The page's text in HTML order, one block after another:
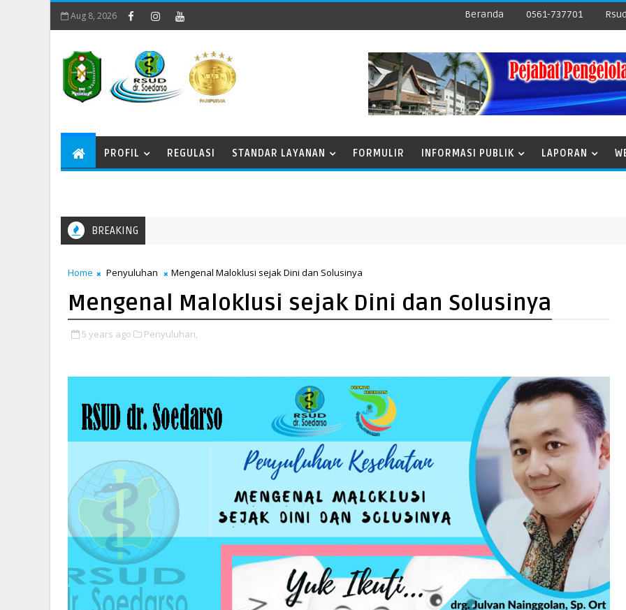
Aug 8, 2026 Beranda 0561-737701
PROFIL REGULASI STANDAR LAYANAN FORMULIR INFORMASI PUBLIK LAPORAN
BREAKING
Home Penyuluhan Mengenal Maloklusi sejak Dini dan Solusinya
Mengenal Maloklusi sejak Dini dan Solusinya
5 years ago Penyuluhan,